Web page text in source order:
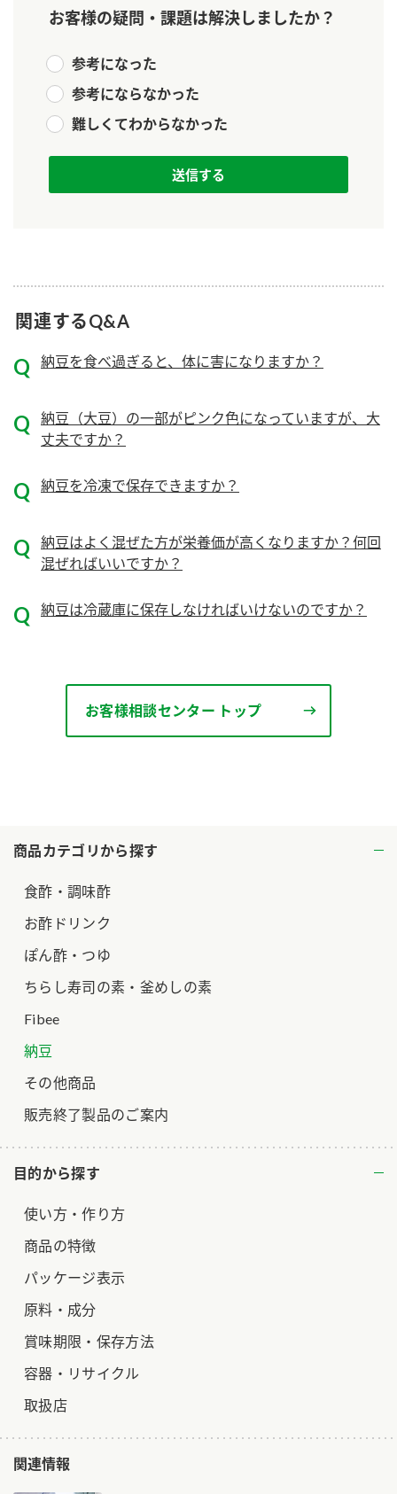
PIN印
千夜
スペシャルサイト
ロングセラー商品 ＋ おすすめレシピ
人気商品 ＋ おすすめレシピ
MIM（ミツカンミュージアム）
各部門が大切にしていること
おいしさと健康への取り組み
お客様の声をいかしました
販売終了製品のご案内
よくあるご質問
お問い合わせ
業務用サイト ミツカングループについて
商品カテゴリから探す
食酢・調味酢
お酢ドリンク
ぽん酢・つゆ
ちらし寿司の素・釜めしの素
Fibee
納豆
その他商品
販売終了製品のご案内
目的から探す
使い方・作り方
商品の特徴
パッケージ表示
原料・成分
賞味期限・保存方法
容器・リサイクル
取扱店
関連情報
お客様の疑問・課題は解決しましたか？
参考になった
参考にならなかった
難しくてわからなかった
関連するQ&A
納豆を食べ過ぎると、体に害になりますか？
納豆（大豆）の一部がピンク色になっていますが、大
丈夫ですか？
納豆を冷凍で保存できますか？
納豆はよく混ぜた方が栄養価が高くなりますか？何回
混ぜればいいですか？
納豆は冷蔵庫に保存しなければいけないのですか？
お客様相談センター トップ